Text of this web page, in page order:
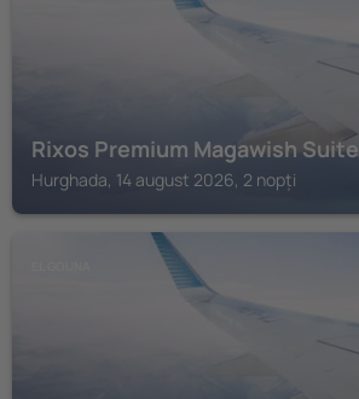
Rixos Premium Magawish
Hurghada, 14 august 2026, 2 nopți